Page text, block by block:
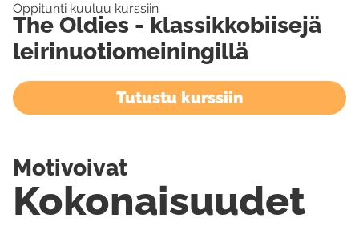
Oppitunti kuuluu kurssiin
The Oldies - klassikkobiisejä
leirinuotiomeiningillä
Tutustu kurssiin
Kokonaisuudet
Motivoivat